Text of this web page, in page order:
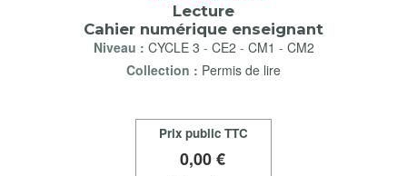
Lecture
Cahier numérique enseignant
Niveau : CYCLE 3 - CE2 - CM1 - CM2
Collection : Permis de lire
Prix public TTC
0,00 €